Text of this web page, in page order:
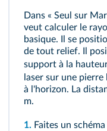
Dans « Seul sur
veut calculer le
basique. Il se
de tout relief. Il
support à la
laser sur une
à l'horizon. La
m.
1. Faites un